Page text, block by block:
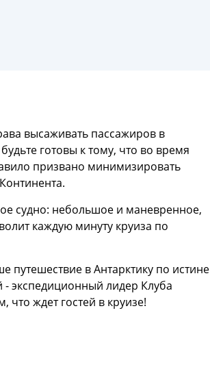
высаживать пассажиров в
готовы к тому, что во время
призвано минимизировать
судно: небольшое и маневренное,
каждую минуту круиза по
путешествие в Антарктику по истине
экспедиционный лидер Клуба
что ждет гостей в круизе!